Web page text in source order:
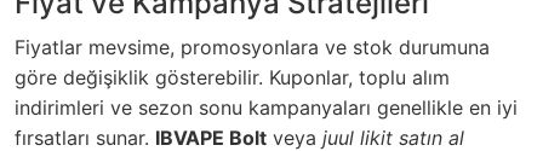
Fiyatlar mevsime, promosyonlara ve stok durumuna
göre değişiklik gösterebilir. Kuponlar, toplu alım
indirimleri ve sezon sonu kampanyaları genellikle en iyi
fırsatları sunar. IBVAPE Bolt veya juul likit satın al